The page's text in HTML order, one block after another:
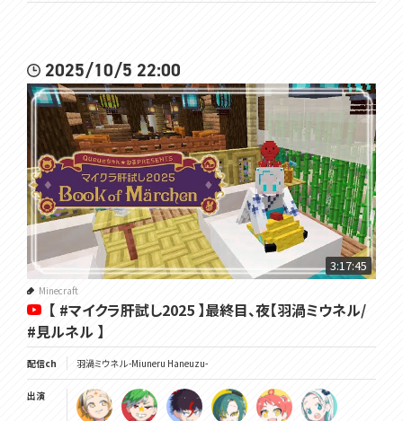
2025/10/5 22:00
3:17:45
Minecraft
【 #マイクラ肝試し2025 】最終目、夜【羽渦ミウネル/
#見ルネル 】
配信ch 羽渦ミウネル -Miuneru Haneuzu-
出演